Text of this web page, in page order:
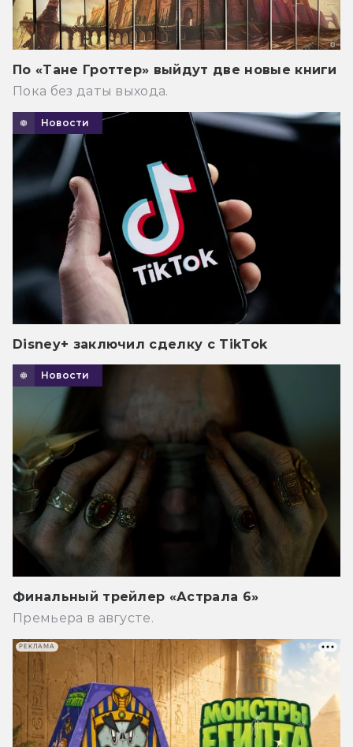
По «Тане Гроттер» выйдут две новые книги
Пока без даты выхода.
Новости
Disney+ заключил сделку с TikTok
Новости
Финальный трейлер «Астрала 6»
Премьера в августе.
РЕКЛАМА